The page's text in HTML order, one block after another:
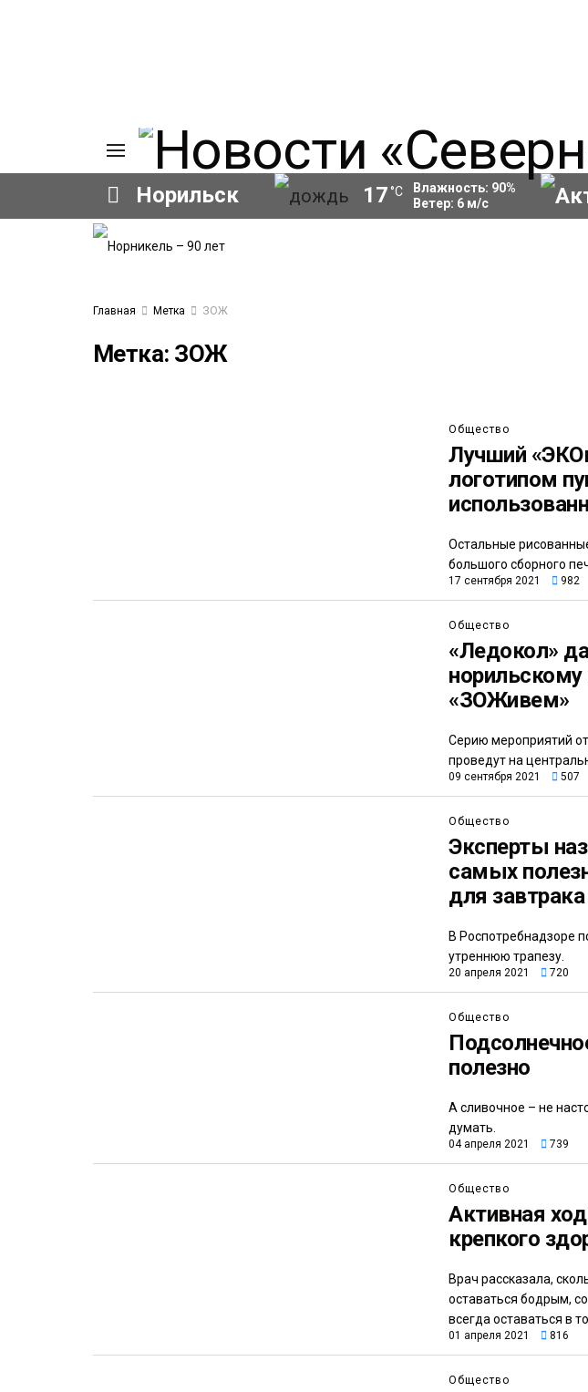
Норильск 17 °C Влажность: 90%
Ветер: 6м/с
Главная Метка ЗОЖ
Метка: ЗОЖ
Общество
Лучший
логотипом
Остальные
большого сборного
17 сентября 2021 982
Общество
«Ледокол»
«ЗОЖивем»
Серию мероприятий
проведут на
09 сентября 2021 507
Общество
Эксперты
самых
для завтрака
В Роспотребнадзоре
утреннюю трапезу.
20 апреля 2021 720
Общество
полезно
А сливочное – не
думать.
04 апреля 2021 739
Общество
Активная
крепкого
Врач рассказала,
оставаться бодрым,
всегда оставаться в
01 апреля 2021 816
Общество